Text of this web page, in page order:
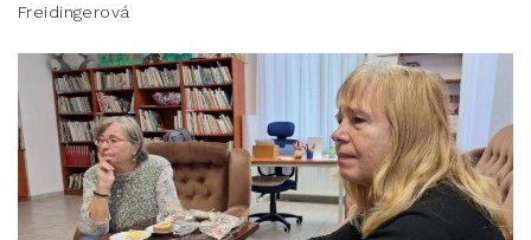
Freidingerová